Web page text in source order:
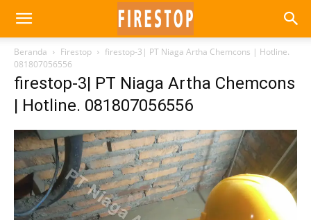
Beranda Firestop
firestop-3| PT Niaga Artha Chemcons | Hotline.
081807056556
firestop-3| PT Niaga Artha Chemcons
| Hotline. 081807056556